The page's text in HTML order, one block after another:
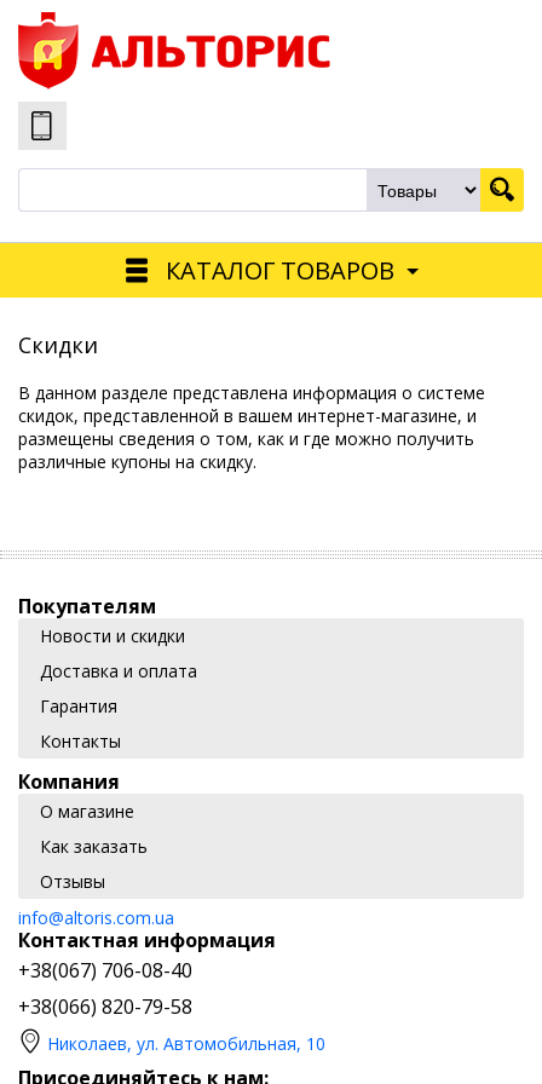
КАТАЛОГ ТОВАРОВ
Скидки
В данном разделе представлена информация о системе
скидок, представленной в вашем интернет-магазине, и
размещены сведения о том, как и где можно получить
различные купоны на скидку.
Покупателям
Новости и скидки
Доставка и оплата
Гарантия
Контакты
Компания
О магазине
Как заказать
Отзывы
info@altoris.com.ua
Контактная информация
+38(067) 706-08-40
+38(066) 820-79-58
Николаев, ул. Автомобильная, 10
Присоединяйтесь к нам: